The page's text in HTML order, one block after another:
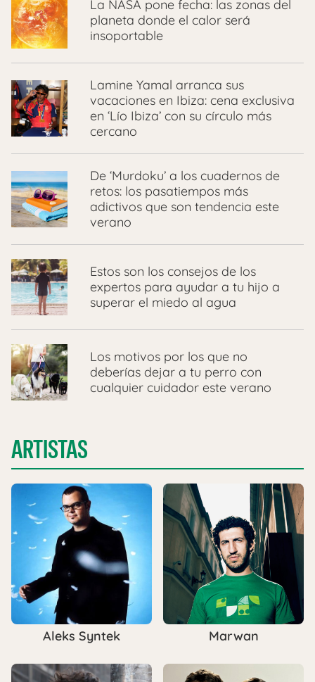
La NASA pone fecha: las zonas del
planeta donde el calor será
insoportable
Lamine Yamal arranca sus
vacaciones en Ibiza: cena exclusiva
en ‘Lío Ibiza’ con su círculo más
cercano
De ‘Murdoku’ a los cuadernos de
retos: los pasatiempos más
adictivos que son tendencia este
verano
Estos son los consejos de los
expertos para ayudar a tu hijo a
superar el miedo al agua
Los motivos por los que no
deberías dejar a tu perro con
cualquier cuidador este verano
ARTISTAS
Aleks Syntek Marwan